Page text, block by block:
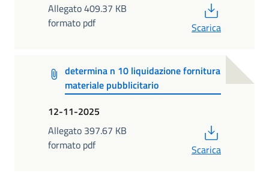
Allegato 409.37 KB
formato pdf
Scarica
determina n 10 liquidazione fornitura
materiale pubblicitario
12-11-2025
Allegato 397.67 KB
formato pdf
Scarica